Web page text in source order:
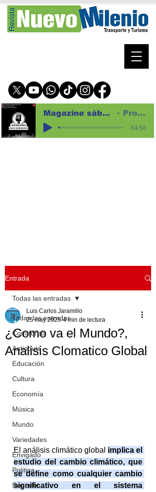
Magazine sábado 1 de agosto de 2026 para web
Programa magazine
-54:56
Entrada
Todas las entradas
Comadreo
Antioquia
Educación
Cultura
Economía
Música
Mundo
Variedades
Envigado
Política
Deportes
Todas las entradas
¿Como va el Mundo?,
Analisis Clomatico Global
Luis Carlos Jaramillo
25 may 2025 4 min de lectura
El análisis climático global implica el
estudio del cambio climático, que
se define como cualquier cambio
significativo en el sistema